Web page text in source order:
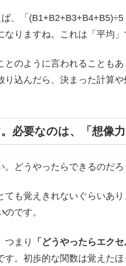
ば、「
りますね。これは「平均」
とのように言われることも
り込んだら、決まった計算
必要なのは、「想像力
。どうやったらできるのだろ
も覚えきれないぐらいあり
のです。
つまり
「どうやったらエク
す。初歩的な関数は覚えた